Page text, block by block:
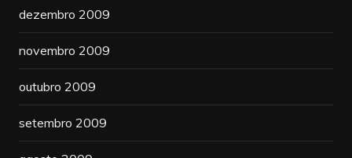
dezembro 2009
novembro 2009
outubro 2009
setembro 2009